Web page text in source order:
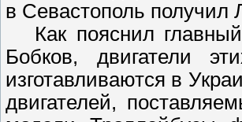
в Севастополь получил
Как пояснил главный
Бобков, двигатели
изготавливаются в
двигателей,